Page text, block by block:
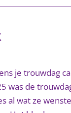
je trouwdag
was de
al wat ze